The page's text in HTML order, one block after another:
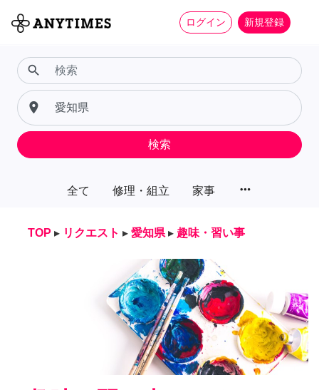
ログイン 新規登録
全て 修理・組立 家事 more_horiz
search
place
検索
TOP ▸ リクエスト ▸ 愛知県 ▸ 趣味・習い事